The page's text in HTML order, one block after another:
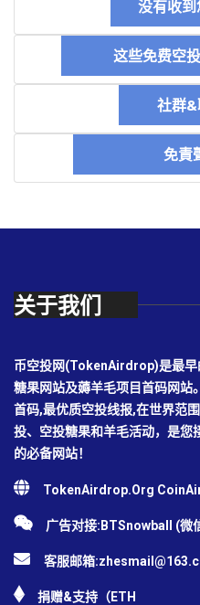
没有收到
这些免费空
社群&
免
关于我们
币空投网(TokenAirdrop)是最早
糖果网站及薅羊毛项目首码网站
首码,最优质空投线报,在世界范
投、空投糖果和羊毛活动，是您
的必备网站！
TokenAirdrop.Org
广告对接:BTSnowball (微
客服邮箱:
捐赠&支持（ETH